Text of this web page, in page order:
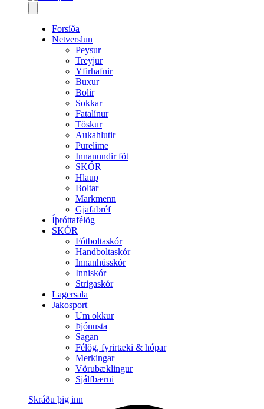
Forsíða
Netverslun
Peysur
Treyjur
Yfirhafnir
Buxur
Bolir
Sokkar
Fatalínur
Töskur
Aukahlutir
Purelime
Innanundir föt
SKÓR
Hlaup
Boltar
Markmenn
Gjafabréf
Íþróttafélög
SKÓR
Fótboltaskór
Handboltaskór
Innanhússkór
Inniskór
Strigaskór
Lagersala
Jakosport
Um okkur
Þjónusta
Sagan
Félög, fyrirtæki & hópar
Merkingar
Vörubæklingur
Sjálfbærni
Skráðu þig inn